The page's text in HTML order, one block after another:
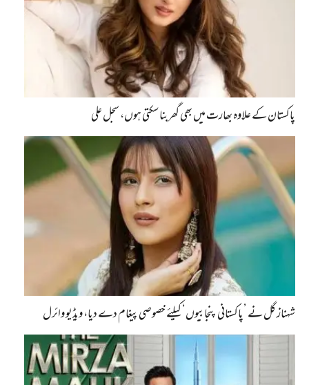
پاکستان کے علاوہ بھارت میں بھی گھربنا سکتی ہوں، سجل علی
شہناز گل نے ’پاکستانی پنجابیوں‘ کیلئے خصوصی پیغام دے دیا، ویڈیو وائرل